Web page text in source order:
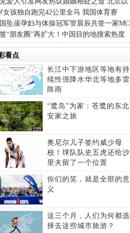
女孩独自跑完42公里全马 我国体育赛
坠崖孕妇与体操冠军管晨辰共签一家MC
“朋友圈”再扩大！中国目的地搜索热度
看点
长江中下游地区等地有持
续性强降水华北等地多雷
阵雨
“鹭岛”为家：苍鹭的东北
安家之旅
奥尼尔儿子签约威少母
校！球队队史五虎还给沙
里夫留了一个位置
你们的笑，就是全部的意
义
这三个月，人们为何都选
择去这些城市旅游？